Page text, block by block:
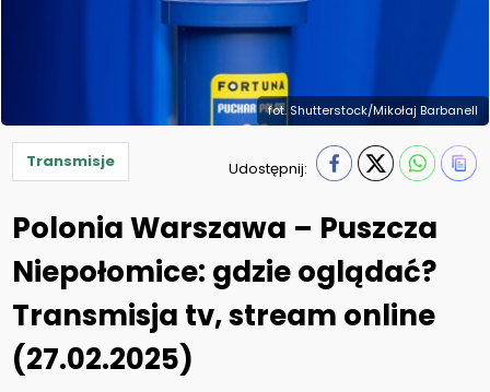
fot. Shutterstock/Mikołaj Barbanell
Transmisje Udostępnij:
Polonia Warszawa – Puszcza
Niepołomice: gdzie oglądać?
Transmisja tv, stream online
(27.02.2025)